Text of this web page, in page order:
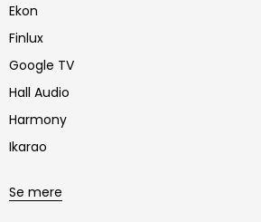
Ekon
Finlux
Google TV
Hall Audio
Harmony
Ikarao
Se mere